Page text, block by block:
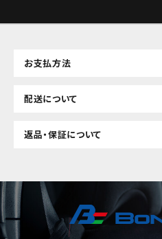
お支払方法
配送について
返品・保証について